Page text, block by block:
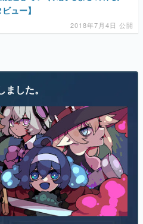
ティから1人だけ選んで、ともに迷
探索RPGです。 ただし勇者は「は
いは魔法が使えず、戦士は可愛らし